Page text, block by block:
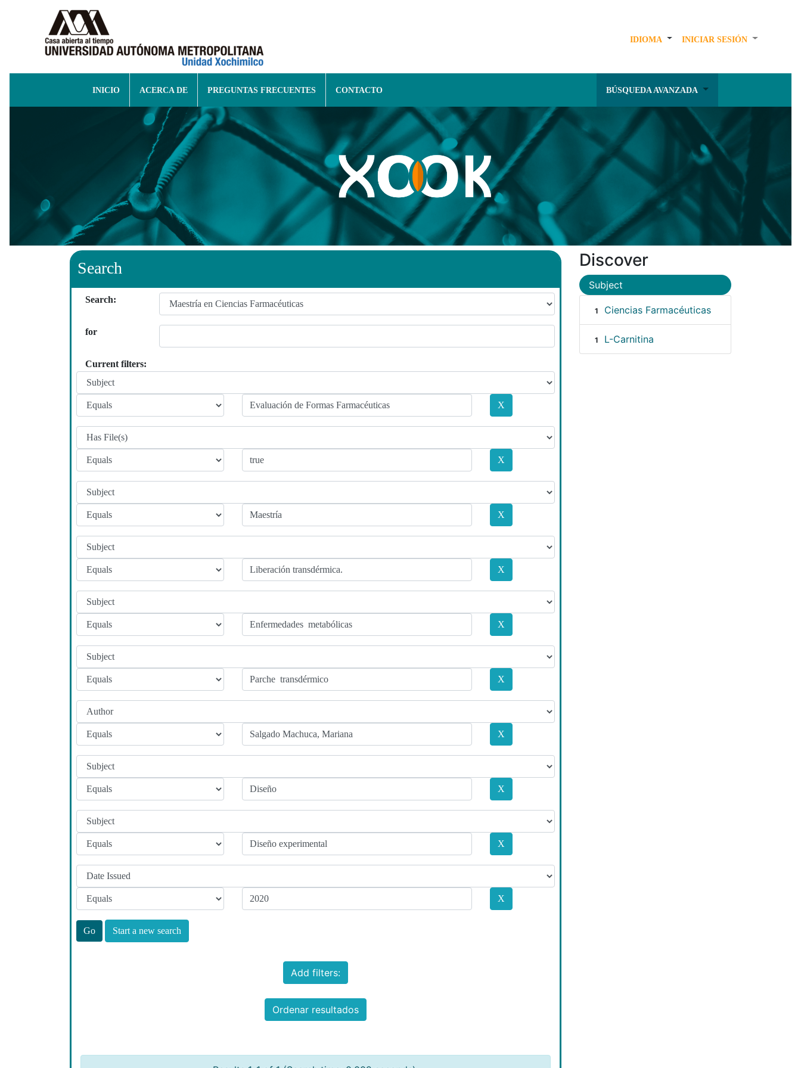
IDIOMA INICIAR SESIÓN
INICIO ACERCA DE PREGUNTAS FRECUENTES CONTACTO BÚSQUEDA AVANZADA
Search
Search:
for
Current filters:
Start a new search
Add filters:
Ordenar resultados
Discover
Subject
1 Ciencias Farmacéuticas
1 L-Carnitina